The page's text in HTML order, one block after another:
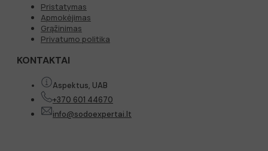
Pristatymas
Apmokėjimas
Grąžinimas
Privatumo politika
KONTAKTAI
Aspektus, UAB
+370 601 44670
info@sodoexpertai.lt